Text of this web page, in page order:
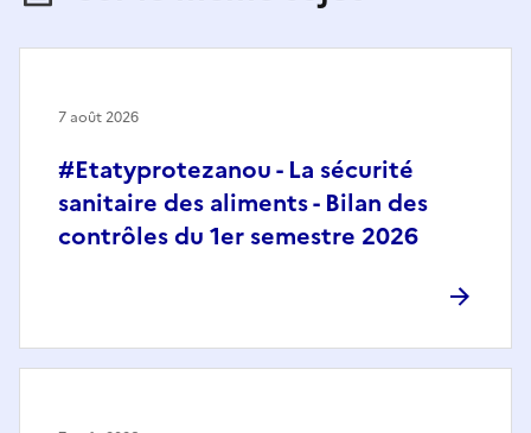
#Etatyprotezanou - La sécurité
sanitaire des aliments - Bilan des
contrôles du 1er semestre 2026
7 août 2026